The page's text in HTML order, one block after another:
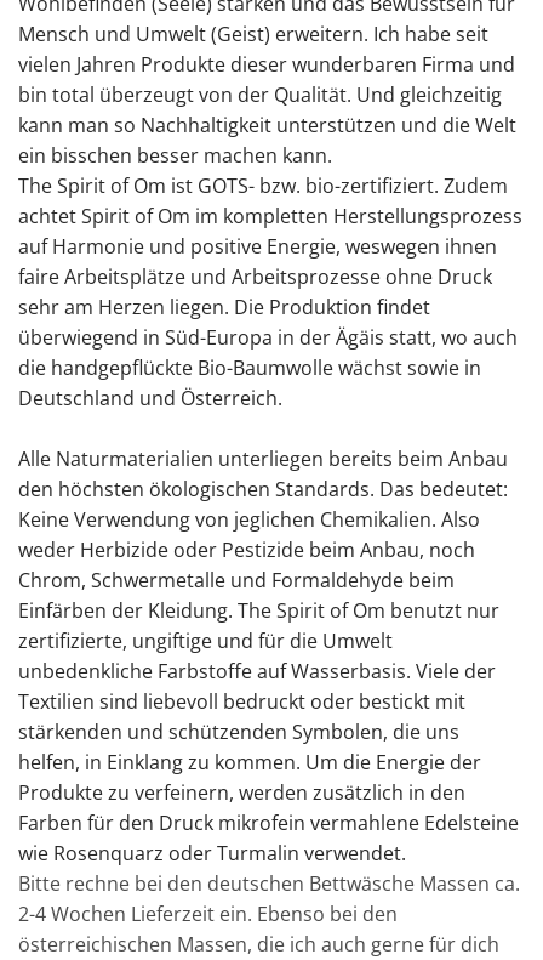
Mensch und Umwelt (Geist) erweitern. Ich habe seit
vielen Jahren Produkte dieser wunderbaren Firma und
bin total überzeugt von der Qualität. Und gleichzeitig
kann man so Nachhaltigkeit unterstützen und die Welt
ein bisschen besser machen kann.
The Spirit of Om ist GOTS- bzw. bio-zertifiziert. Zudem
achtet Spirit of Om im kompletten Herstellungsprozess
auf Harmonie und positive Energie, weswegen ihnen
faire Arbeitsplätze und Arbeitsprozesse ohne Druck
sehr am Herzen liegen. Die Produktion findet
überwiegend in Süd-Europa in der Ägäis statt, wo auch
die handgepflückte Bio-Baumwolle wächst sowie in
Deutschland und Österreich.
Alle Naturmaterialien unterliegen bereits beim Anbau
den höchsten ökologischen Standards. Das bedeutet:
Keine Verwendung von jeglichen Chemikalien. Also
weder Herbizide oder Pestizide beim Anbau, noch
Chrom, Schwermetalle und Formaldehyde beim
Einfärben der Kleidung. The Spirit of Om benutzt nur
zertifizierte, ungiftige und für die Umwelt
unbedenkliche Farbstoffe auf Wasserbasis. Viele der
Textilien sind liebevoll bedruckt oder bestickt mit
stärkenden und schützenden Symbolen, die uns
helfen, in Einklang zu kommen. Um die Energie der
Produkte zu verfeinern, werden zusätzlich in den
Farben für den Druck mikrofein vermahlene Edelsteine
wie Rosenquarz oder Turmalin verwendet.
Bitte rechne bei den deutschen Bettwäsche Massen ca.
2-4 Wochen Lieferzeit ein. Ebenso bei den
österreichischen Massen, die ich auch gerne für dich